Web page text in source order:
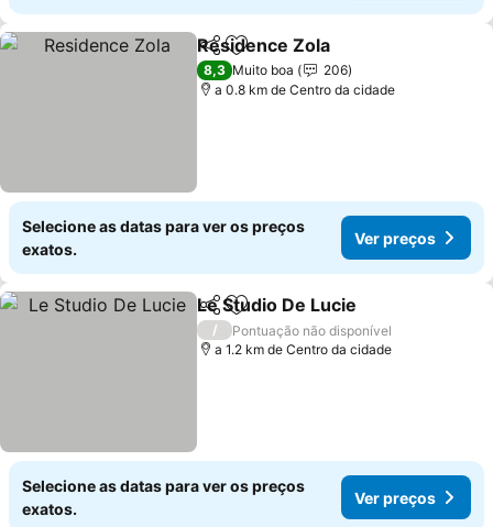
PartilharAdicionar aos favoritos
Residence Zola
8,3 Muito boa
206
a 0.8 km de Centro da cidade
Selecione as datas para ver os preços
exatos.
Ver preços
PartilharAdicionar aos favoritos
Le Studio De Lucie
/
Pontuação não disponível
a 1.2 km de Centro da cidade
Selecione as datas para ver os preços
exatos.
Ver preços